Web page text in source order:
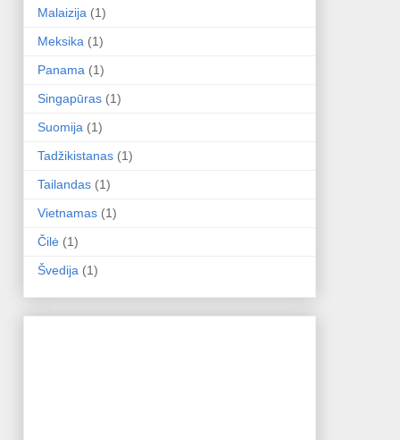
Malaizija (1)
Meksika (1)
Panama (1)
Singapūras (1)
Suomija (1)
Tadžikistanas (1)
Tailandas (1)
Vietnamas (1)
Čilė (1)
Švedija (1)